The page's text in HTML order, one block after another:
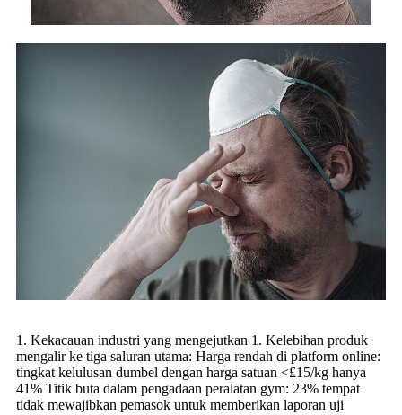
1. Kekacauan industri yang mengejutkan 1. Kelebihan produk
mengalir ke tiga saluran utama: Harga rendah di platform online:
tingkat kelulusan dumbel dengan harga satuan <£15/kg hanya
41% Titik buta dalam pengadaan peralatan gym: 23% tempat
tidak mewajibkan pemasok untuk memberikan laporan uji